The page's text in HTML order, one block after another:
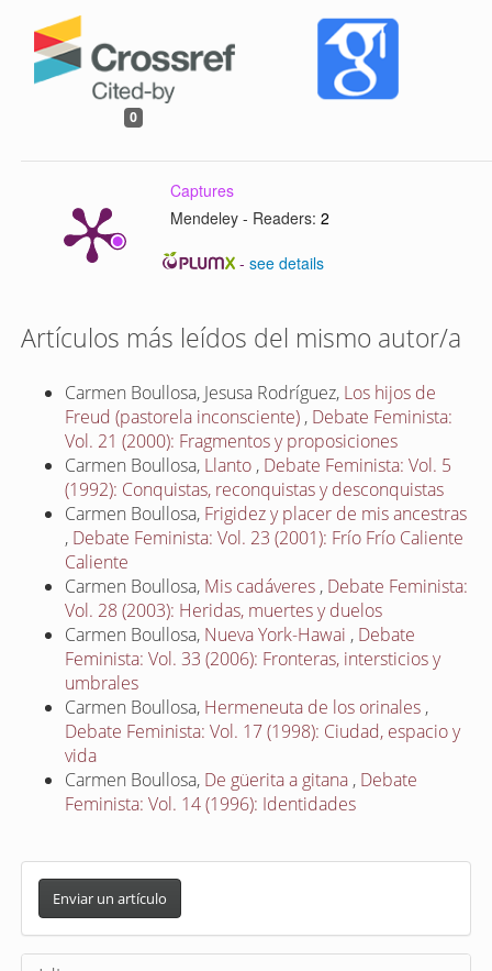
0
Captures
Mendeley - Readers:2
-see details
Artículos más leídos del mismo autor/a
Carmen Boullosa, Jesusa Rodríguez, Los hijos de
Freud (pastorela inconsciente) , Debate Feminista:
Vol. 21 (2000): Fragmentos y proposiciones
Carmen Boullosa, Llanto , Debate Feminista: Vol. 5
(1992): Conquistas, reconquistas y desconquistas
Carmen Boullosa, Frigidez y placer de mis ancestras
, Debate Feminista: Vol. 23 (2001): Frío Frío Caliente
Caliente
Carmen Boullosa, Mis cadáveres , Debate Feminista:
Vol. 28 (2003): Heridas, muertes y duelos
Carmen Boullosa, Nueva York-Hawai , Debate
Feminista: Vol. 33 (2006): Fronteras, intersticios y
umbrales
Carmen Boullosa, Hermeneuta de los orinales ,
Debate Feminista: Vol. 17 (1998): Ciudad, espacio y
vida
Carmen Boullosa, De güerita a gitana , Debate
Feminista: Vol. 14 (1996): Identidades
E
v
i
Enviar un artículo